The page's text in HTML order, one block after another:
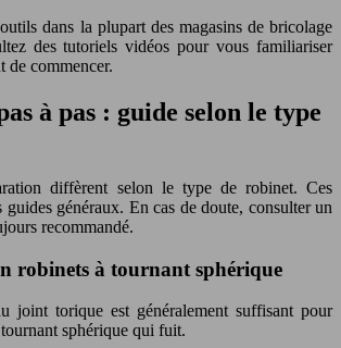
dans la plupart des magasins de bricolage
des tutoriels vidéos pour vous familiariser
de commencer.
à pas : guide selon le type
diffèrent selon le type de robinet. Ces
guides généraux. En cas de doute, consulter un
recommandé.
robinets à tournant sphérique
joint torique est généralement suffisant pour
sphérique qui fuit.